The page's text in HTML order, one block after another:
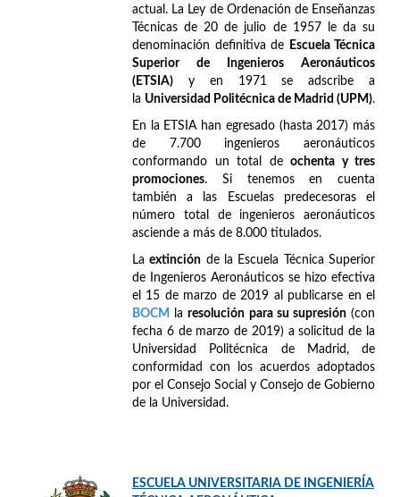
actual. La Ley de Ordenación de Enseñanzas
Técnicas de 20 de julio de 1957 le da su
denominación definitiva de
Escuela Técnica
Superior de Ingenieros Aeronáuticos
(ETSIA) y en 1971 se adscribe a
la Universidad Politécnica de Madrid (UPM).
En la ETSIA han egresado (hasta 2017) más
de 7.700 ingenieros aeronáuticos
conformando un total de ochenta y tres
promociones. Si tenemos en cuenta
también a las Escuelas predecesoras el
número total de ingenieros aeronáuticos
asciende a más de 8.000 titulados.
Laextinción de la Escuela Técnica Superior
de Ingenieros Aeronáuticos se hizo efectiva
el 15 de marzo de 2019 al publicarse en el
BOCM
laresolución para su supresión(con
fecha 6 de marzo de 2019) a solicitud de la
Universidad Politécnica de Madrid, de
conformidad con los acuerdos adoptados
por el Consejo Social y Consejo de Gobierno
de la Universidad.
ESCUELA UNIVERSITARIA DE INGENIERÍA